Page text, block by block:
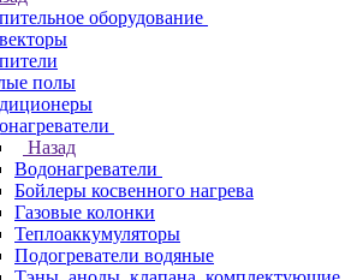
оборудование
полы
Назад
Водонагреватели
Бойлеры косвенного нагрева
Газовые колонки
Теплоаккумуляторы
Подогреватели водяные